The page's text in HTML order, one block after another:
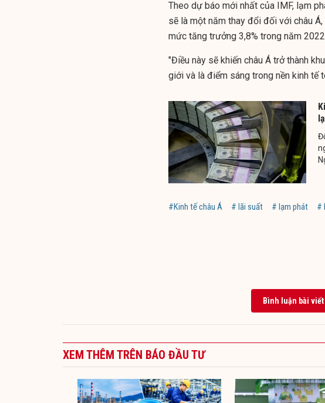
Theo dự báo mới nhất của IMF, lạm
sẽ là một năm thay đổi đối với châu
mức tăng trưởng 3,8% trong năm
"Điều này sẽ khiến châu Á trở thành
giới và là điểm sáng trong nền kinh tế
#Kinh tế châu Á # lãi suất # lạm phát #
Bình luận bài viết
XEM THÊM TRÊN BÁO ĐẦU TƯ